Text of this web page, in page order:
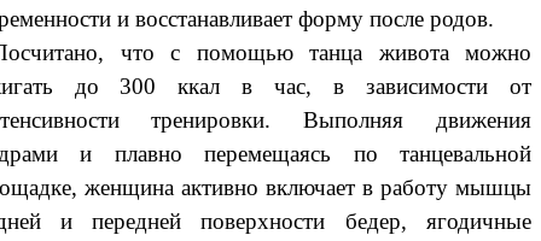
и восстанавливает форму после родов.
что с помощью танца живота можно
до 300 ккал в час, в зависимости от
тренировки.Выполняя движения
и плавно перемещаясь по танцевальной
женщина активно включает в работу мышцы
и передней поверхности бедер, ягодичные